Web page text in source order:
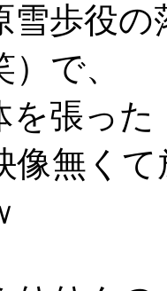
雪歩役
で、
を張っ
像無く